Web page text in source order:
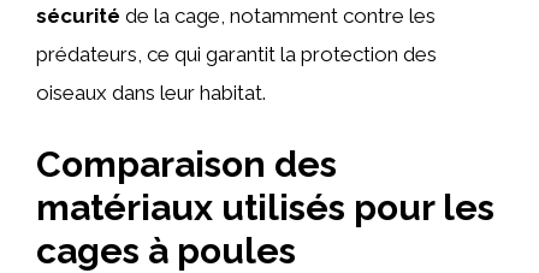
sécurité de la cage, notamment contre les
prédateurs, ce qui garantit la protection des
oiseaux dans leur habitat.
Comparaison des
matériaux utilisés pour les
cages à poules